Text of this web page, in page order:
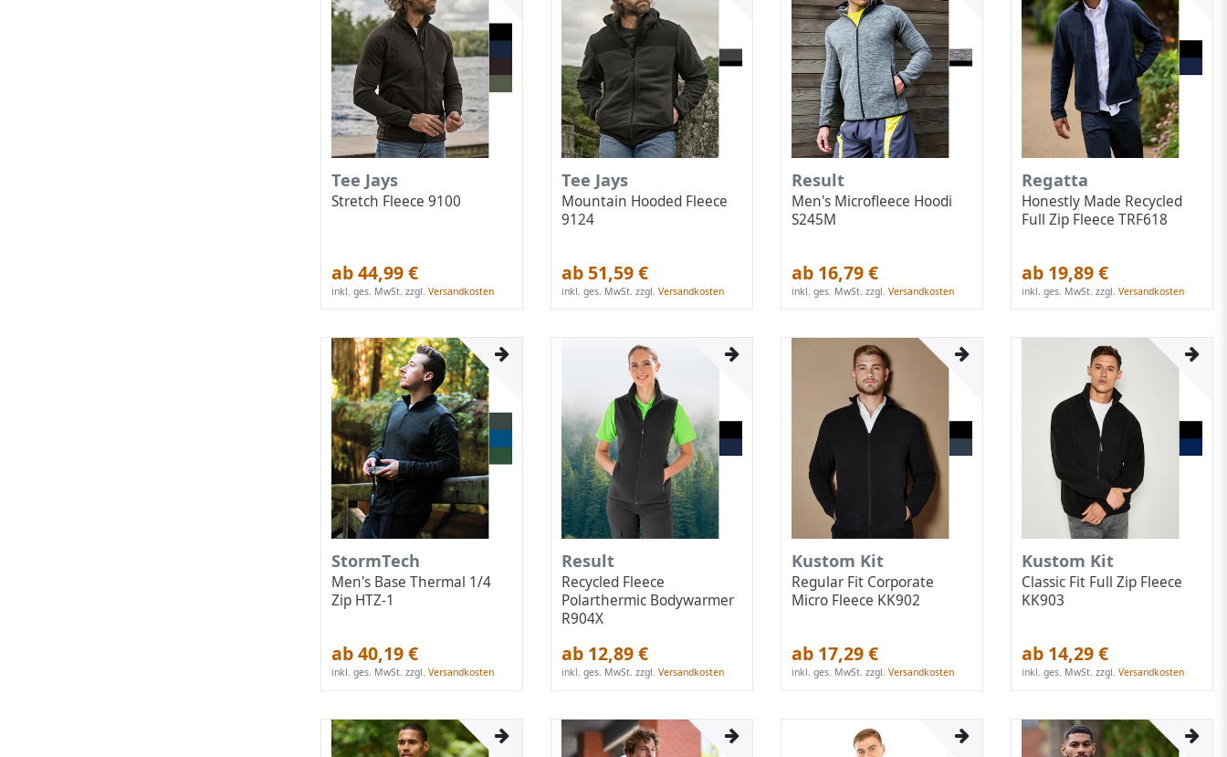
Tee Jays
Stretch Fleece 9100
ab 44,99 €
inkl. ges. MwSt. zzgl.Versandkosten
Tee Jays
Mountain Hooded Fleece
9124
ab 51,59 €
inkl. ges. MwSt. zzgl.Versandkosten
Result
Men's Microfleece Hoodi
S245M
ab 16,79 €
inkl. ges. MwSt. zzgl.Versandkosten
Regatta
Honestly Made Recycled
Full Zip Fleece TRF618
ab 19,89 €
inkl. ges. MwSt. zzgl.Versandkosten
StormTech
Men's Base Thermal 1/4
Zip HTZ-1
ab 40,19 €
inkl. ges. MwSt. zzgl.Versandkosten
Result
Recycled Fleece
Polarthermic Bodywarmer
R904X
ab 12,89 €
inkl. ges. MwSt. zzgl.Versandkosten
Kustom Kit
Regular Fit Corporate
Micro Fleece KK902
ab 17,29 €
inkl. ges. MwSt. zzgl.Versandkosten
Kustom Kit
Classic Fit Full Zip Fleece
KK903
ab 14,29 €
inkl. ges. MwSt. zzgl.Versandkosten